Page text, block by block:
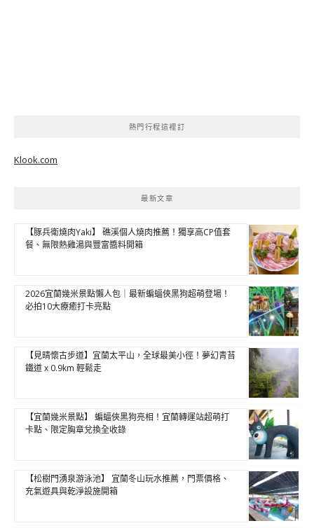
熱門行程這裡訂
Klook.com
最新文章
【豚兵衛燒肉Yaki】 礁溪個人燒肉推薦！獨享高CP值套
餐、無限熱雞湯與豐富醬料開箱
2026宜蘭幾米景點懶人包｜最新蝙蝠俠黑狗超萌登場！
必拍10大療癒打卡亮點
【見晴懷古步道】宜蘭太平山，全球最美小徑！夢幻青苔
鐵道 x 0.9km 輕鬆走
【宜蘭幾米景點】 蝙蝠俠黑狗亮相！宜蘭轉運站超萌打
卡點、限定胸章兌換全收錄
【松樹門湧泉游泳池】 宜蘭冬山玩水推薦，門票價格、
充氣遊具與乾淨設施開箱